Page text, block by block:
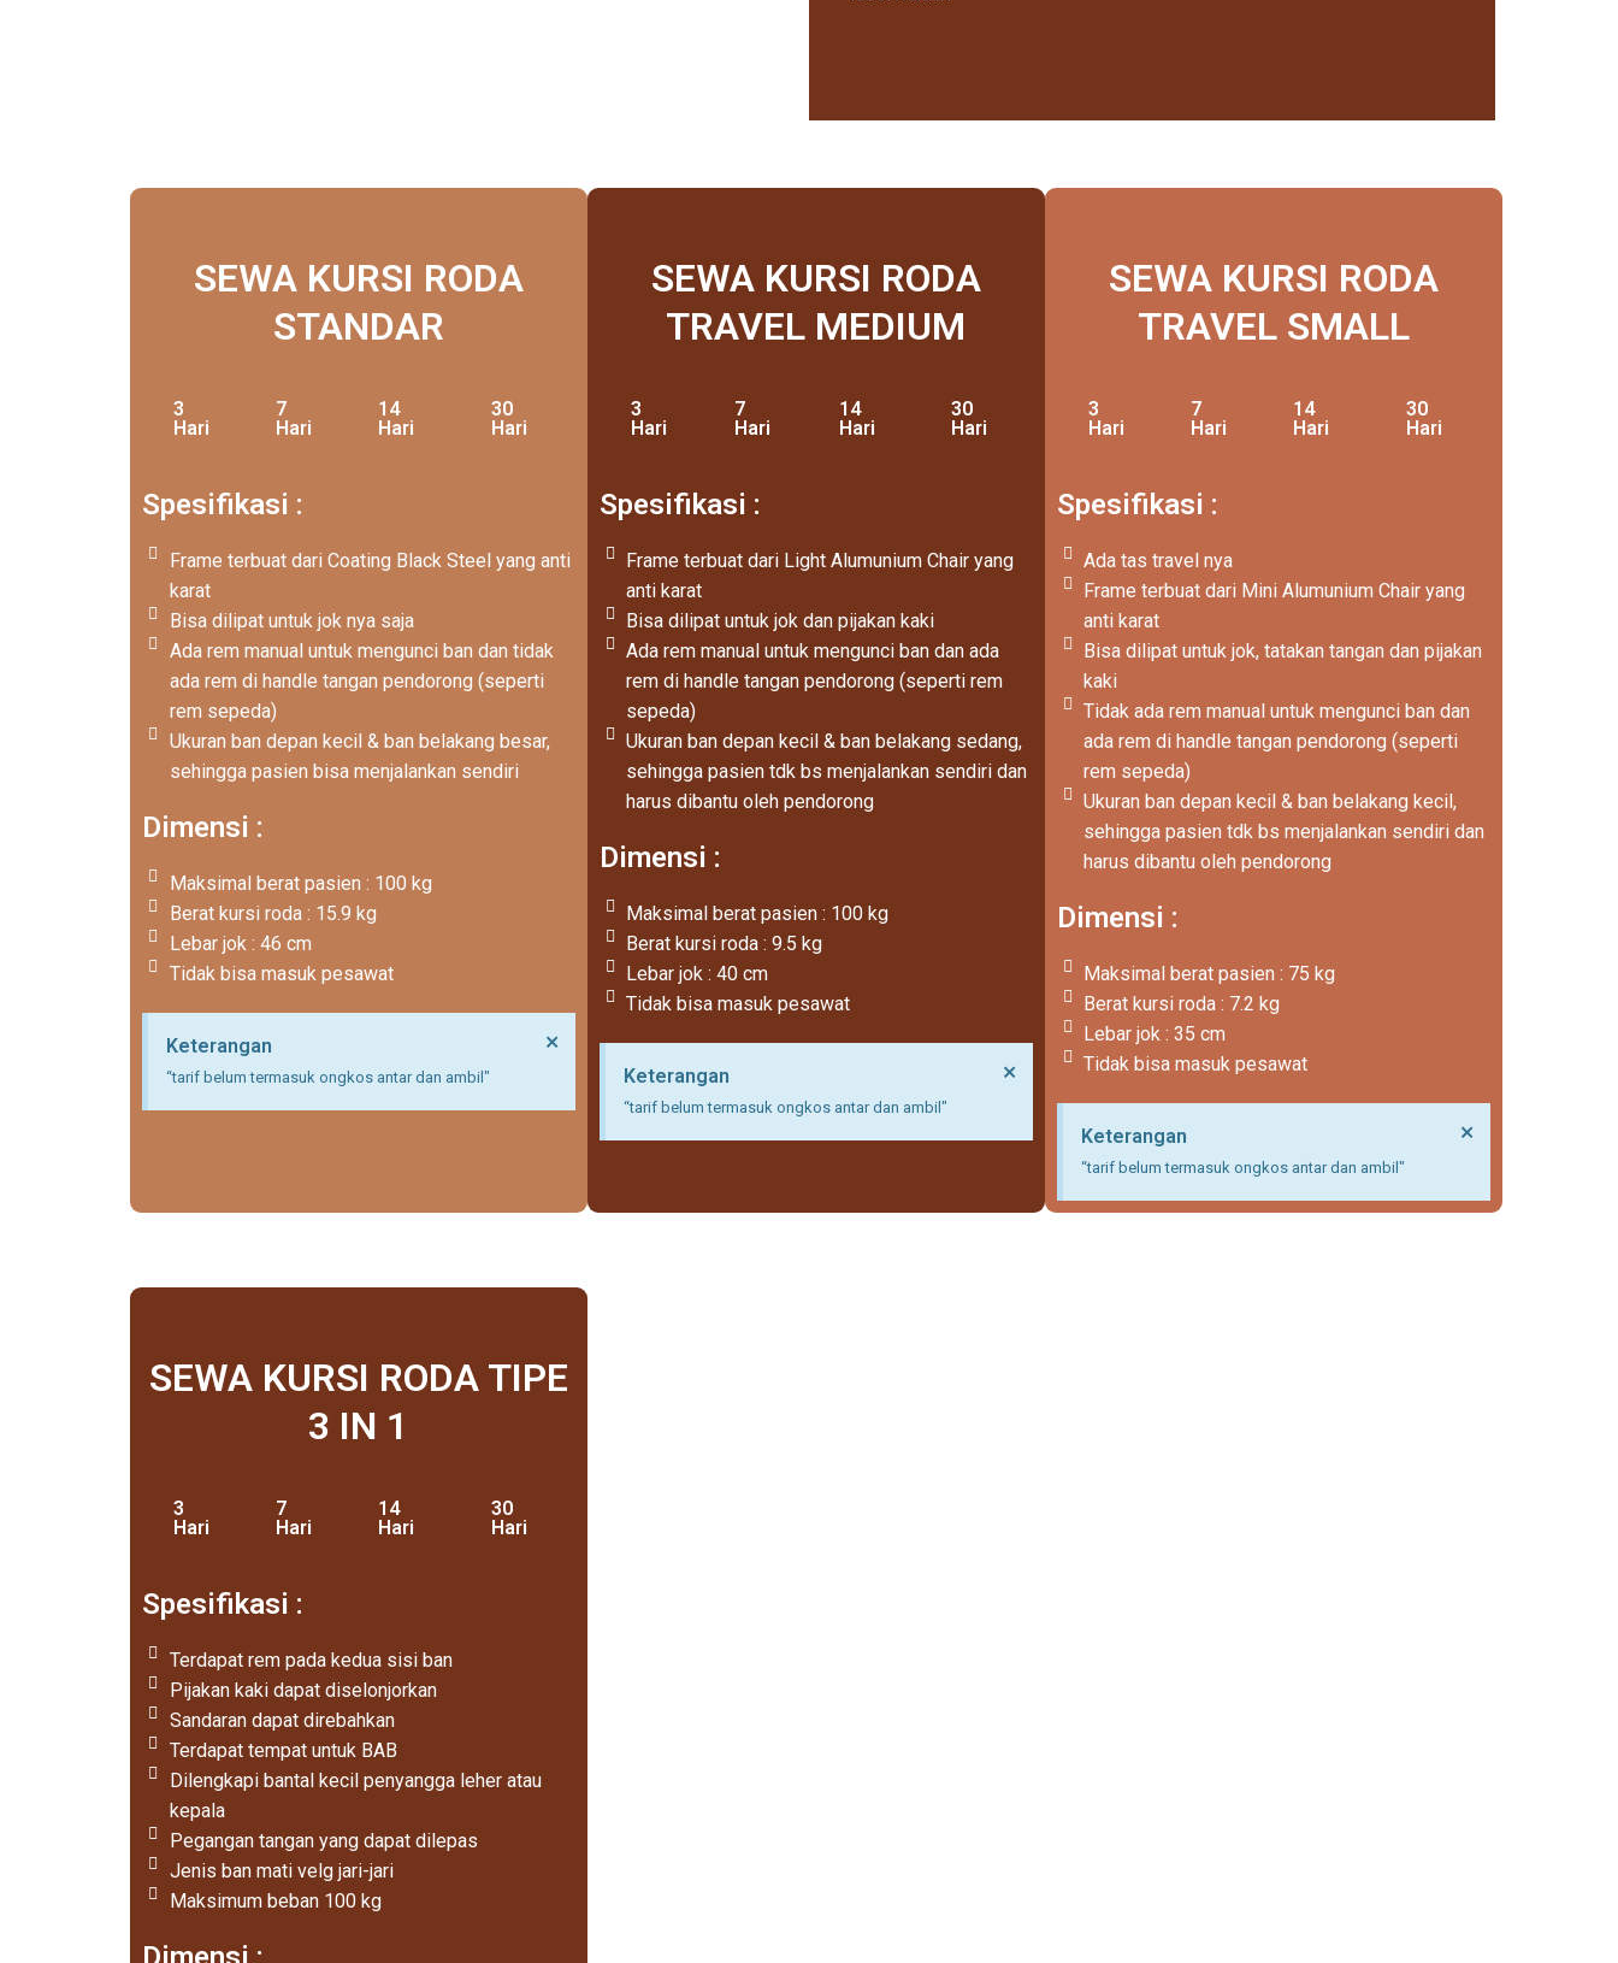
SEWA KURSI RODA
STANDAR
3
Hari
7
Hari
14
Hari
30
Hari
Spesifikasi :
Frame terbuat dari Coating Black Steel yang anti
karat
Bisa dilipat untuk jok nya saja
Ada rem manual untuk mengunci ban dan tidak
ada rem di handle tangan pendorong (seperti
rem sepeda)
Ukuran ban depan kecil & ban belakang besar,
sehingga pasien bisa menjalankan sendiri
Dimensi :
Maksimal berat pasien : 100 kg
Berat kursi roda : 15.9 kg
Lebar jok : 46 cm
Tidak bisa masuk pesawat
Keterangan
“tarif belum termasuk ongkos antar dan ambil"
×Dismiss
SEWA KURSI RODA
TRAVEL MEDIUM
3
Hari
7
Hari
14
Hari
30
Hari
Spesifikasi :
Frame terbuat dari Light Alumunium Chair yang
anti karat
Bisa dilipat untuk jok dan pijakan kaki
Ada rem manual untuk mengunci ban dan ada
rem di handle tangan pendorong (seperti rem
sepeda)
Ukuran ban depan kecil & ban belakang sedang,
sehingga pasien tdk bs menjalankan sendiri dan
harus dibantu oleh pendorong
Dimensi :
Maksimal berat pasien : 100 kg
Berat kursi roda : 9.5 kg
Lebar jok : 40 cm
Tidak bisa masuk pesawat
Keterangan
“tarif belum termasuk ongkos antar dan ambil"
×Dismiss
SEWA KURSI RODA
TRAVEL SMALL
3
Hari
7
Hari
14
Hari
30
Hari
Spesifikasi :
Ada tas travel nya
Frame terbuat dari Mini Alumunium Chair yang
anti karat
Bisa dilipat untuk jok, tatakan tangan dan pijakan
kaki
Tidak ada rem manual untuk mengunci ban dan
ada rem di handle tangan pendorong (seperti
rem sepeda)
Ukuran ban depan kecil & ban belakang kecil,
sehingga pasien tdk bs menjalankan sendiri dan
harus dibantu oleh pendorong
Dimensi :
Maksimal berat pasien : 75 kg
Berat kursi roda : 7.2 kg
Lebar jok : 35 cm
Tidak bisa masuk pesawat
Keterangan
“tarif belum termasuk ongkos antar dan ambil"
×Dismiss
SEWA KURSI RODA TIPE
3 IN 1
3
Hari
7
Hari
14
Hari
30
Hari
Spesifikasi :
Terdapat rem pada kedua sisi ban
Pijakan kaki dapat diselonjorkan
Sandaran dapat direbahkan
Terdapat tempat untuk BAB
Dilengkapi bantal kecil penyangga leher atau
kepala
Pegangan tangan yang dapat dilepas
Jenis ban mati velg jari-jari
Maksimum beban 100 kg